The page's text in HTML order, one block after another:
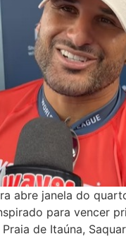
abre janela do
para vencer
de Itaúna,